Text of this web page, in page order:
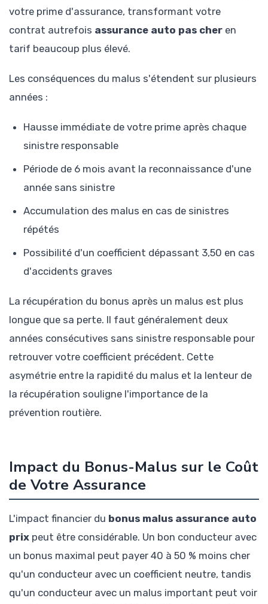
votre prime d'assurance, transformant votre
contrat autrefois assurance auto pas cher en
tarif beaucoup plus élevé.
Les conséquences du malus s'étendent sur plusieurs
années :
Hausse immédiate de votre prime après chaque
sinistre responsable
Période de 6 mois avant la reconnaissance d'une
année sans sinistre
Accumulation des malus en cas de sinistres
répétés
Possibilité d'un coefficient dépassant 3,50 en cas
d'accidents graves
La récupération du bonus après un malus est plus
longue que sa perte. Il faut généralement deux
années consécutives sans sinistre responsable pour
retrouver votre coefficient précédent. Cette
asymétrie entre la rapidité du malus et la lenteur de
la récupération souligne l'importance de la
prévention routière.
Impact du Bonus-Malus sur le Coût
de Votre Assurance
L'impact financier du bonus malus assurance auto
prix peut être considérable. Un bon conducteur avec
un bonus maximal peut payer 40 à 50 % moins cher
qu'un conducteur avec un coefficient neutre, tandis
qu'un conducteur avec un malus important peut voir